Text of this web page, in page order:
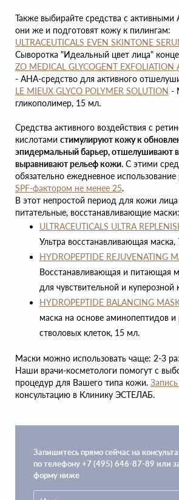
Также выбирайте средства с активными
они же и подготовят кожу к пилингам:
ULTRACEUTICALS EVEN SKINTONE
Сыворотка "Идеальный цвет лица"
ZO MEDICAL GLYCOGENT EXFOLIATION
- AHA-средство для активного
LE MIEUX GLYCO POLYMER SOLUTION -
гликополимер, 15 мл.
Средства активного воздействия с
кислотами стимулируют кожу к
эпидермальный барьер, отшелушивают
выравнивают рельеф кожи. С этими
обязательно ежедневное использование
SPF-фактором не менее 25.
В этот непростой период для кожи
питательные, восстанавливающие маски:
ULTRACEUTICALS ULTRA
Ультра восстанавливающая
HYDROPEPTIDE REJUVENATING
Восстанавливающая и питающая
для чувствительной и
HYDROPEPTIDE BALANCING
маска на основе аминопептидов и
стволовых клеток, 15 мл.
Маски можно использовать чаще: 2-3
Наши врачи-косметологи помогут с
процедур для Вашего типа кожи.
консультацию в Клинику ЭСТЕЛАБ.
Запишитесь прямо сейчас на
по телефону +7 (495) 646-87-89 или
форму ниже